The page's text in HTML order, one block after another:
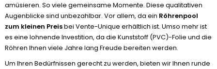
amüsieren. So viele gemeinsame Momente. Diese qualitativen
Augenblicke sind unbezahlbar. Vor allem, da ein Röhrenpool
zum kleinen Preisbei Vente-Unique erhältlich ist. Umso mehr ist
es eine lohnende Investition, da die Kunststoff (PVC)-Folie und die
Röhren Ihnen viele Jahre lang Freude bereiten werden.
Um Ihren Bedürfnissen gerecht zu werden, bieten wir Ihnen runde